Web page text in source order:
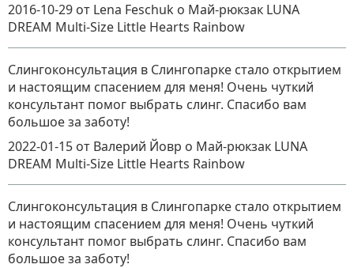
2016-10-29 от Lena Feschuk о Май-рюкзак LUNA
DREAM Multi-Size Little Hearts Rainbow
Слингоконсультация в Слингопарке стало открытием
и настоящим спасением для меня! Очень чуткий
консультант помог выбрать слинг. Спасибо вам
большое за заботу!
2022-01-15 от Валерий Йовр о Май-рюкзак LUNA
DREAM Multi-Size Little Hearts Rainbow
Слингоконсультация в Слингопарке стало открытием
и настоящим спасением для меня! Очень чуткий
консультант помог выбрать слинг. Спасибо вам
большое за заботу!